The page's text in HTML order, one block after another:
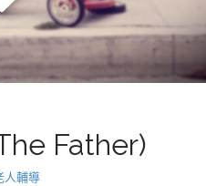
Father)
人輔導